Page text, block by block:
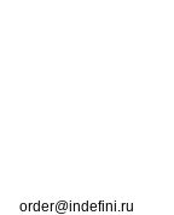
order@indefini.ru